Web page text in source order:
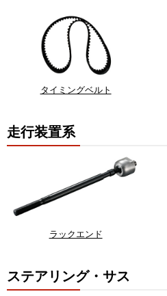
タイミングベルト
走行装置系
ラックエンド
ステアリング・サス